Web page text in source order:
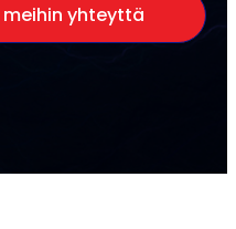
yhteyttä